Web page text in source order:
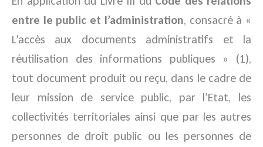
entre le public et l’administration, consacré à «
L’accès aux documents administratifs et la
réutilisation des informations publiques » (1),
tout document produit ou reçu, dans le cadre de
leur mission de service public, par l’Etat, les
collectivités territoriales ainsi que par les autres
personnes de droit public ou les personnes de